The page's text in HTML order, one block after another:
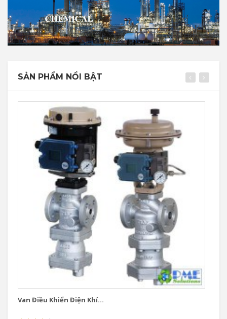
SẢN PHẨM NỔI BẬT
Van Điều Khiển Điện Khí...